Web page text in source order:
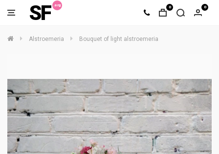
SF 0 0
Alstroemeria Bouquet of light alstroemeria